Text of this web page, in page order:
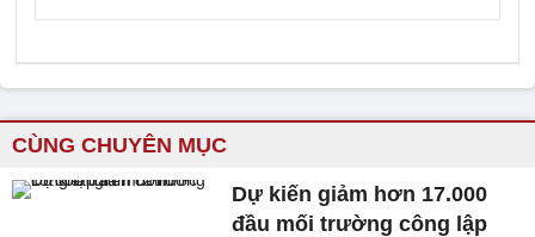
CÙNG CHUYÊN MỤC
Dự kiến giảm hơn 17.000
đầu mối trường công lập